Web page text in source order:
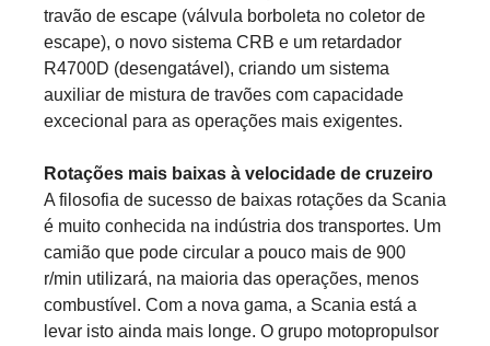
travão de escape (válvula borboleta no coletor de
escape), o novo sistema CRB e um retardador
R4700D (desengatável), criando um sistema
auxiliar de mistura de travões com capacidade
excecional para as operações mais exigentes.
Rotações mais baixas à velocidade de cruzeiro
A filosofia de sucesso de baixas rotações da Scania
é muito conhecida na indústria dos transportes. Um
camião que pode circular a pouco mais de 900
r/min utilizará, na maioria das operações, menos
combustível. Com a nova gama, a Scania está a
levar isto ainda mais longe. O grupo motopropulsor